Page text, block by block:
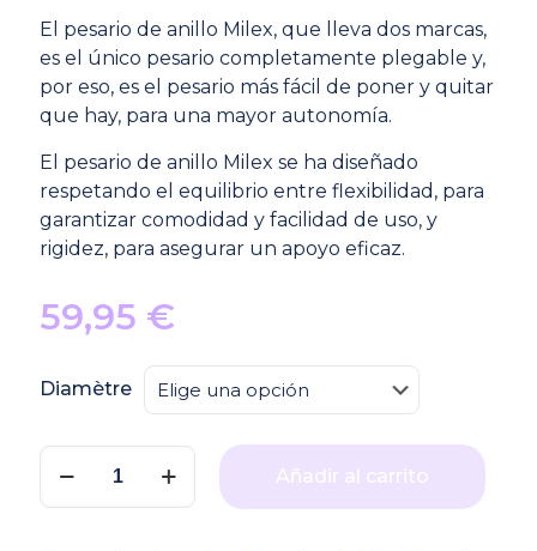
El pesario de anillo Milex, que lleva dos marcas,
es el único pesario completamente plegable y,
por eso, es el pesario más fácil de poner y quitar
que hay, para una mayor autonomía.
El pesario de anillo Milex se ha diseñado
respetando el equilibrio entre flexibilidad, para
garantizar comodidad y facilidad de uso, y
rigidez, para asegurar un apoyo eficaz.
59,95 €
Diamètre
Pesario
Anillo
Añadir al carrito